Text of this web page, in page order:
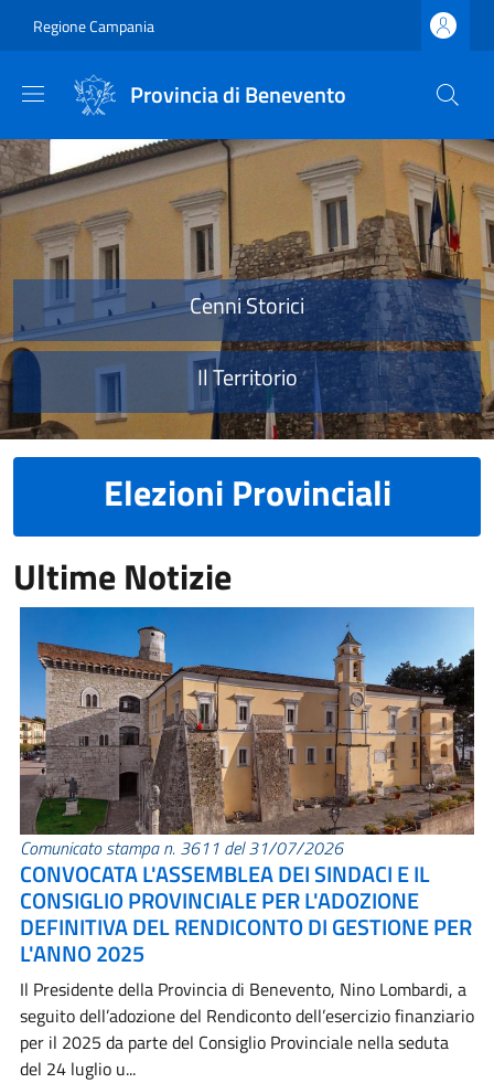
Regione Campania
Provincia di Benevento
Provincia di Benevento
Cenni Storici
Il Territorio
Elezioni Provinciali
Ultime Notizie
Comunicato stampa n. 3611 del 31/07/2026
CONVOCATA L'ASSEMBLEA DEI SINDACI E IL
CONSIGLIO PROVINCIALE PER L'ADOZIONE
DEFINITIVA DEL RENDICONTO DI GESTIONE PER
L'ANNO 2025
Il Presidente della Provincia di Benevento, Nino Lombardi, a
seguito dell’adozione del Rendiconto dell’esercizio finanziario
per il 2025 da parte del Consiglio Provinciale nella seduta
del 24 luglio u...